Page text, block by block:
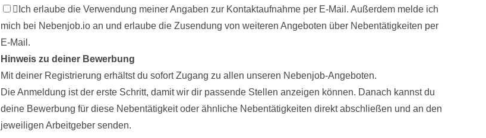
Ich erlaube die Verwendung meiner Angaben zur Kontaktaufnahme per E-Mail. Außerdem melde ich
mich bei Nebenjob.io an und erlaube die Zusendung von weiteren Angeboten über Nebentätigkeiten per
E-Mail.
Hinweis zu deiner Bewerbung
Mit deiner Registrierung erhältst du sofort Zugang zu allen unseren Nebenjob-Angeboten.
Die Anmeldung ist der erste Schritt, damit wir dir passende Stellen anzeigen können. Danach kannst du
deine Bewerbung für diese Nebentätigkeit oder ähnliche Nebentätigkeiten direkt abschließen und an den
jeweiligen Arbeitgeber senden.